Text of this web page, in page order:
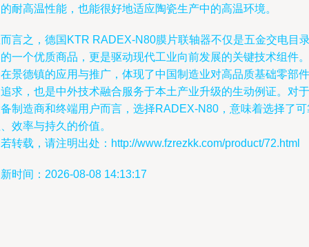
耐高温性能，也能很好地适应陶瓷生产中的高温环境。
言之，德国KTR RADEX-N80膜片联轴器不仅是五金交电目
一个优质商品，更是驱动现代工业向前发展的关键技术组件。
景德镇的应用与推广，体现了中国制造业对高品质基础零部件
求，也是中外技术融合服务于本土产业升级的生动例证。对于
制造商和终端用户而言，选择RADEX-N80，意味着选择了可
效率与持久的价值。
转载，请注明出处：http://www.fzrezkk.com/product/72.html
时间：2026-08-08 14:13:17